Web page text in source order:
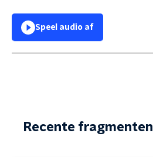
Speel audio af
Recente fragmenten